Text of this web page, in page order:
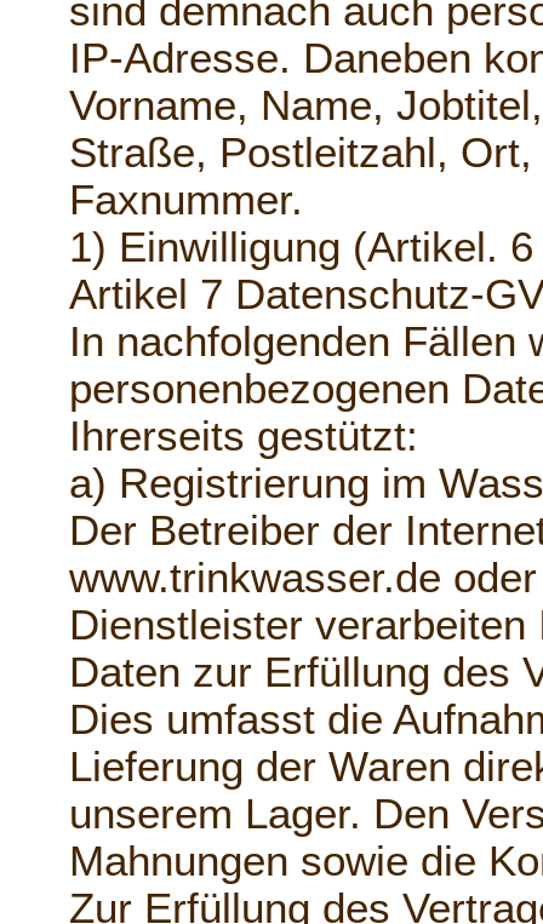
sind demnach auch
IP-Adresse. Daneben
Vorname, Name,
Straße, Postleitzahl,
Faxnummer.
1) Einwilligung (Artikel.
Artikel 7 Datenschutz-
In nachfolgenden Fällen
personenbezogenen
Ihrerseits gestützt:
a) Registrierung im
Der Betreiber der
www.trinkwasser.de
Dienstleister
Daten zur Erfüllung des
Dies umfasst die
Lieferung der Waren
unserem Lager. Den
Mahnungen sowie die
Zur Erfüllung des